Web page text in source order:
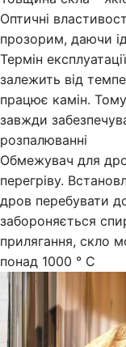
Оптичні
прозорим, даючи
Термін
залежить від
працює камін. Тому
завжди
розпалюванні
Обмежувач для
перегріву.
дров перебувати
забороняється
прилягання, скло
понад 1000 ° С